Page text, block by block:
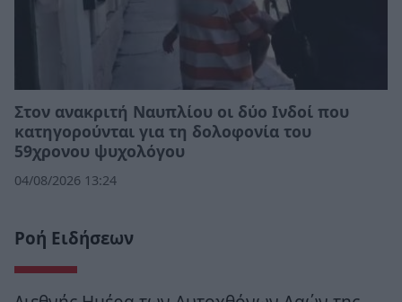
Στον ανακριτή Ναυπλίου οι δύο Ινδοί που
κατηγορούνται για τη δολοφονία του
59χρονου ψυχολόγου
04/08/2026 13:24
Ροή Ειδήσεων